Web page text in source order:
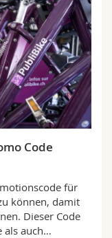
Code
für
können, damit
Dieser Code
als auch…